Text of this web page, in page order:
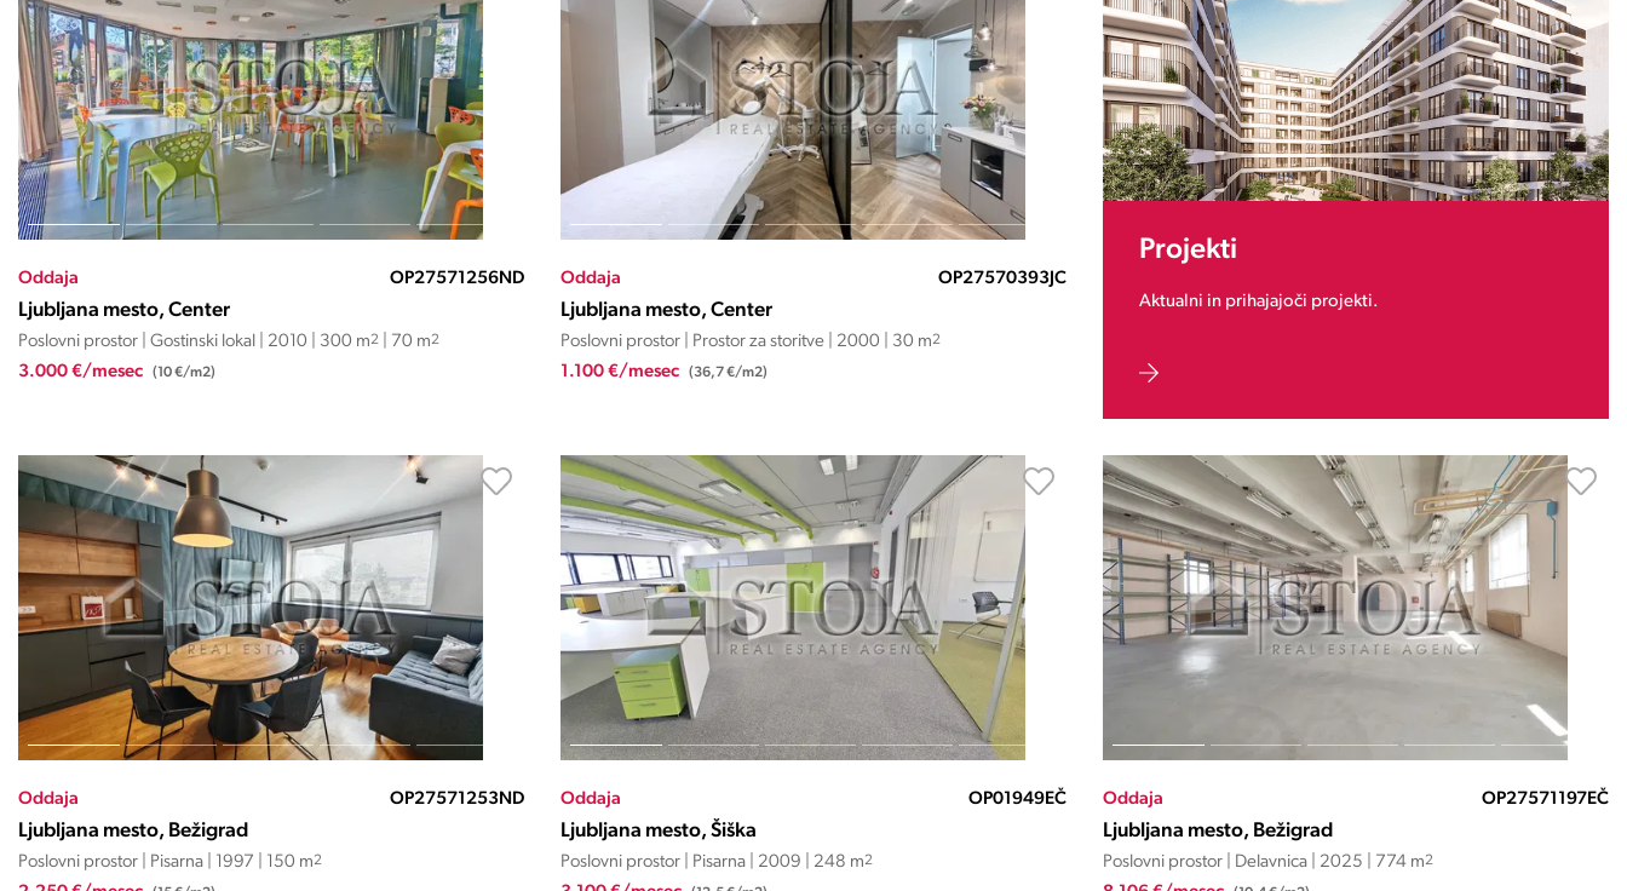
Oddaja OP27571256ND
Ljubljana mesto, Center
Poslovni prostor | Gostinski lokal | 2010 | 300 m2 | 70 m2
3.000 €/mesec (10 €/m2)
Oddaja OP27570393JC
Ljubljana mesto, Center
Poslovni prostor | Prostor za storitve | 2000 | 30 m2
1.100 €/mesec (36,7 €/m2)
Projekti
Aktualni in prihajajoči projekti.
Oddaja OP27571253ND
Ljubljana mesto, Bežigrad
Poslovni prostor | Pisarna | 1997 | 150 m2
Oddaja OP01949EČ
Ljubljana mesto, Šiška
Poslovni prostor | Pisarna | 2009 | 248 m2
Oddaja OP27571197EČ
Ljubljana mesto, Bežigrad
Poslovni prostor | Delavnica | 2025 | 774 m2